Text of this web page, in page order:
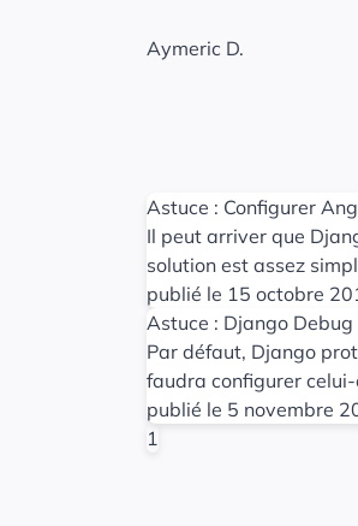
Aymeric D.
Astuce : Configurer
Il peut arriver que
solution est assez
publié le 15 octobre
Astuce : Django
Par défaut, Django
faudra configurer
publié le 5 novembre
1